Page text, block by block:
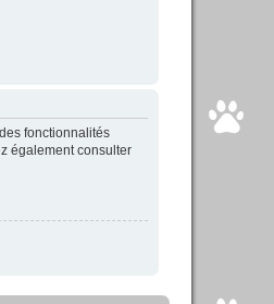
fonctionnalités
également consulter